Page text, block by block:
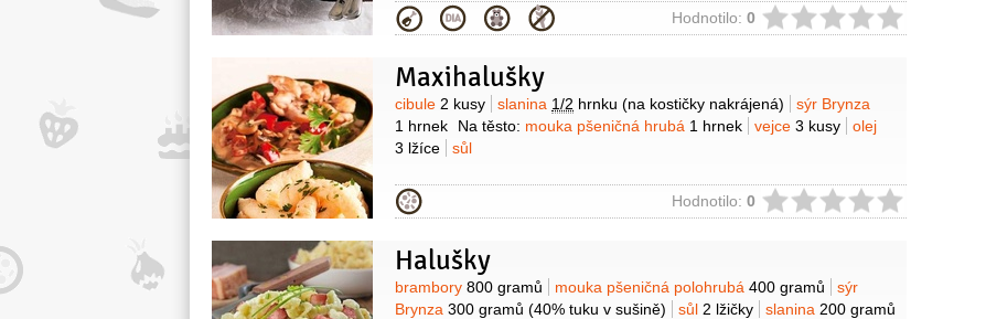
Kategorie Hodnotilo: 0
Maxihalušky
Suroviny
cibule 2 kusy slanina 1/2 hrnku (na kostičky nakrájená)
sýr Brynza
1 hrnek
Na těsto: mouka pšeničná hrubá 1 hrnek vejce 3 kusy
olej
3 lžíce
sůl
Kategorie Hodnotilo: 0
Halušky
Suroviny
brambory 800 gramů mouka pšeničná polohrubá 400 gramů
sýr
Brynza 300 gramů (40% tuku v sušině) sůl 2 lžičky slanina 200 gramů